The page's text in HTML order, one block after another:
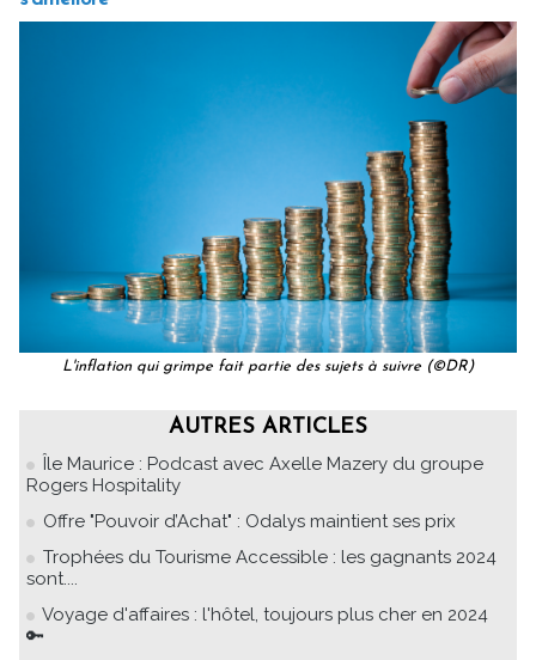
L'inflation qui grimpe fait partie des sujets à suivre (©DR)
AUTRES ARTICLES
Île Maurice : Podcast avec Axelle Mazery du groupe
Rogers Hospitality
Offre "Pouvoir d’Achat" : Odalys maintient ses prix
Trophées du Tourisme Accessible : les gagnants 2024
sont....
Voyage d'affaires : l'hôtel, toujours plus cher en 2024
🔑